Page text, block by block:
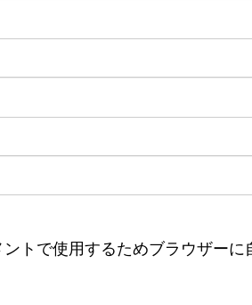
トで使用するためブラウザー